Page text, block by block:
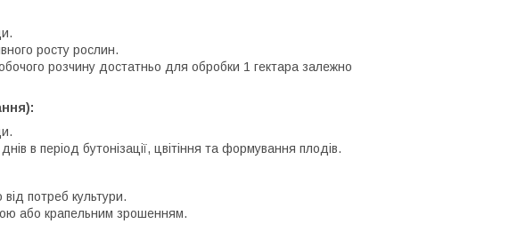
росту рослин.
розчину достатньо для обробки 1 гектара залежно
в період бутонізації, цвітіння та формування плодів.
потреб культури.
або крапельним зрошенням.